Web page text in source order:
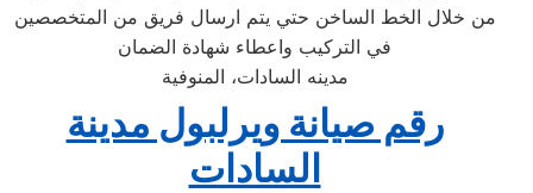
من خلال الخط الساخن حتي يتم ارسال فريق من المتخصصين
في التركيب واعطاء شهادة الضمان
مدينه السادات، المنوفية
رقم صيانة ويرلبول مدينة
السادات